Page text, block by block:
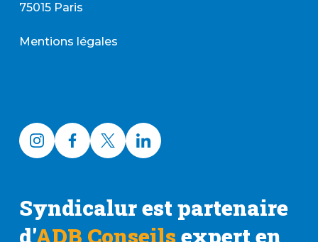
75015 Paris
Mentions légales
Syndicalur est partenaire
d'ADB Conseils expert en